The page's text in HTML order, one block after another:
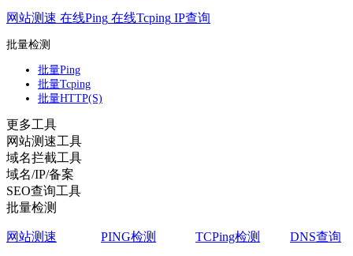
网站测速 在线Ping 在线Tcping IP查询
批量检测
批量Ping
批量Tcping
批量HTTP(S)
更多工具
网站测速工具
域名拦截工具
域名/IP/备案
SEO查询工具
批量检测
网站测速 PING检测 TCPing检测 DNS查询